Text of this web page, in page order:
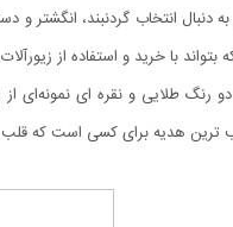
به دنبال انتخاب گردنبند،
با خرید‌ و استفاده از
رنگ طلایی و نقره ای نمونه‌ای
ترین هدیه برای کسی است که